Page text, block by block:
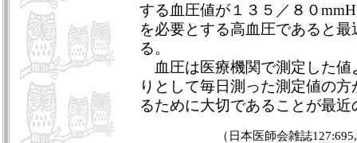
する血圧値が１３５／８０
を必要とする高血圧であると
る。
血圧は医療機関で測定した値
りとして毎日測った測定値の
るために大切であることが最
（日本医師会雑誌